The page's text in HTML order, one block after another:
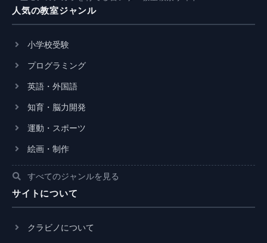
人気の教室ジャンル
小学校受験
プログラミング
英語・外国語
知育・脳力開発
運動・スポーツ
絵画・制作
すべてのジャンルを見る
サイトについて
クラビノについて